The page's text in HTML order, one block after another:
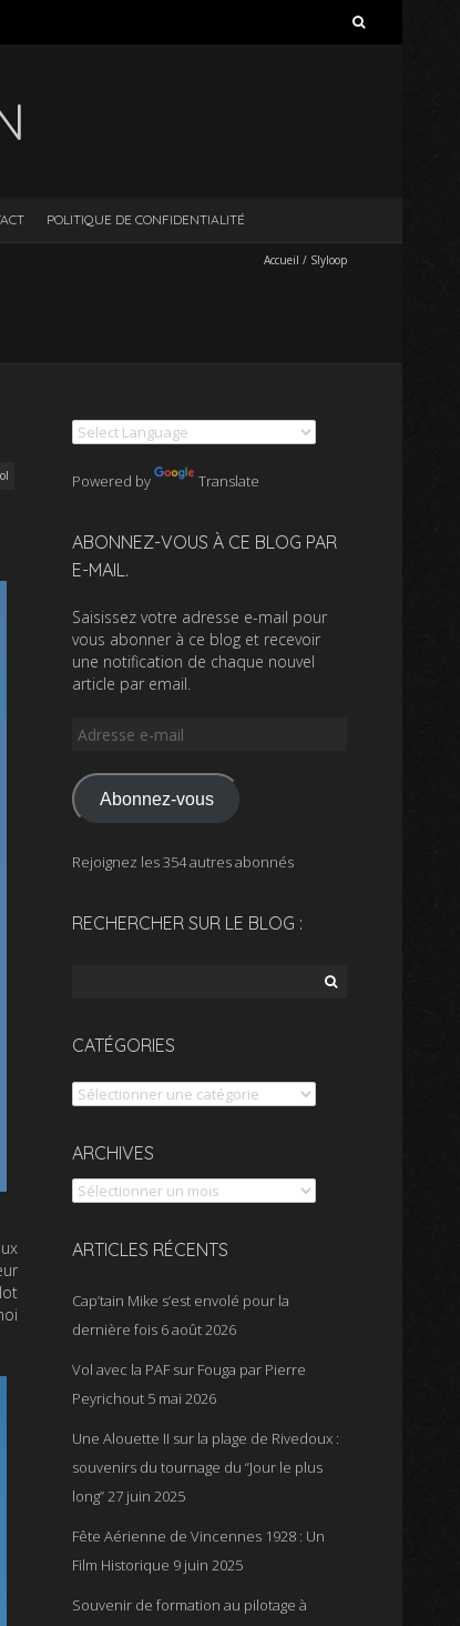
POLITIQUE DE CONFIDENTIALITÉ
Accueil / Slyloop
Powered by Translate
ABONNEZ-VOUS À CE BLOG PAR
E-MAIL.
Saisissez votre adresse e-mail pour
vous abonner à ce blog et recevoir
une notification de chaque nouvel
article par email.
Adresse
mail
Abonnez-vous
Rejoignez les 354 autres abonnés
RECHERCHER SUR LE BLOG :
CATÉGORIES
Catégories
ARCHIVES
Archives
ARTICLES RÉCENTS
Cap’tain Mike s’est envolé pour la
dernière fois 6 août 2026
Vol avec la PAF sur Fouga par Pierre
Peyrichout 5 mai 2026
Une Alouette II sur la plage de Rivedoux :
souvenirs du tournage du “Jour le plus
long”27 juin 2025
Fête Aérienne de Vincennes 1928 : Un
Film Historique 9 juin 2025
Souvenir de formation au pilotage à